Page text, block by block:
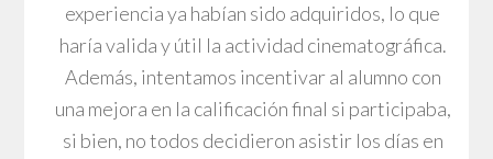
experiencia ya habían sido adquiridos, lo que
haría valida y útil la actividad cinematográfica.
Además, intentamos incentivar al alumno con
una mejora en la calificación final si participaba,
si bien, no todos decidieron asistir los días en